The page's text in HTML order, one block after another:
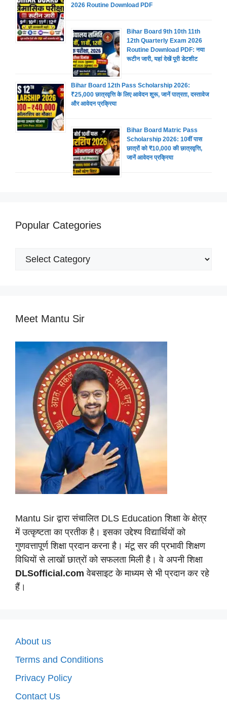
2026 Routine Download PDF
Bihar Board 9th 10th 11th
12th Quarterly Exam 2026
Routine Download PDF: नया
रूटीन जारी, यहां देखें पूरी डेटशीट
Bihar Board 12th Pass Scholarship 2026:
₹25,000 छात्रवृत्ति के लिए आवेदन शुरू, जानें पात्रता, दस्तावेज
और आवेदन प्रक्रिया
Bihar Board Matric Pass
Scholarship 2026: 10वीं पास
छात्रों को ₹10,000 की छात्रवृत्ति,
जानें आवेदन प्रक्रिया
Popular Categories
Popular
Meet Mantu Sir
Mantu Sir द्वारा संचालित DLS Education शिक्षा के क्षेत्र
में उत्कृष्टता का प्रतीक है। इसका उद्देश्य विद्यार्थियों को
गुणवत्तापूर्ण शिक्षा प्रदान करना है। मंटू सर की प्रभावी शिक्षण
विधियों से लाखों छात्रों को सफलता मिली है। वे अपनी शिक्षा
DLSofficial.com वेबसाइट के माध्यम से भी प्रदान कर रहे
हैं।
About us
Terms and Conditions
Privacy Policy
Contact Us